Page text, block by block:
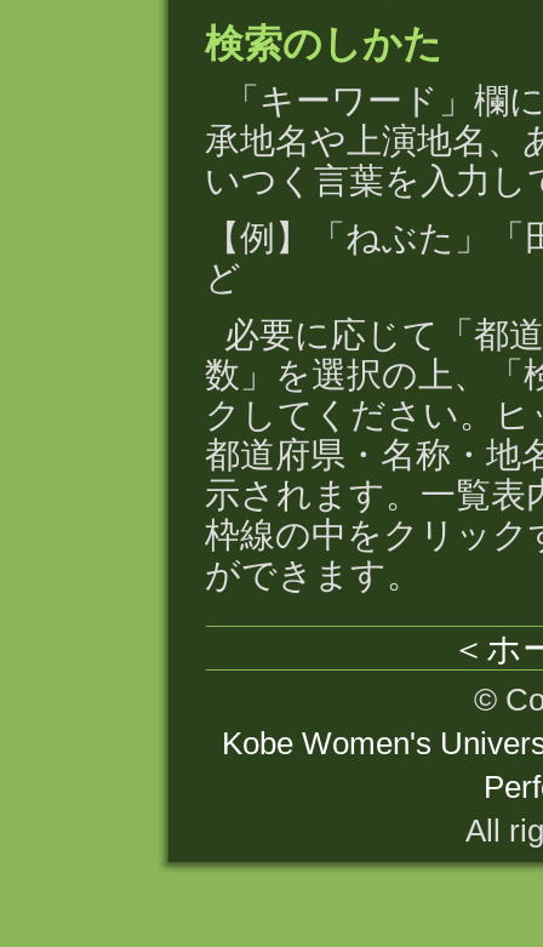
検索のしかた
「キーワード」欄
承地名や上演地名、
いつく言葉を入力し
【例】「ねぶた」
ど
必要に応じて「都
数」を選択の上、「
クしてください。
都道府県・名称・地
示されます。一覧表
枠線の中をクリック
ができます。
＜ホ
©
Kobe Women's
All